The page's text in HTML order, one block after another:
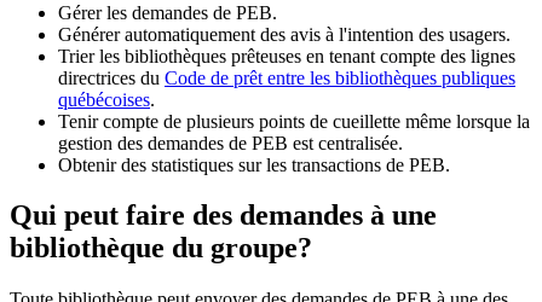
Gérer les demandes de PEB.
Générer automatiquement des avis à l'intention des usagers.
Trier les bibliothèques prêteuses en tenant compte des lignes
directrices du Code de prêt entre les bibliothèques publiques
québécoises.
Tenir compte de plusieurs points de cueillette même lorsque la
gestion des demandes de PEB est centralisée.
Obtenir des statistiques sur les transactions de PEB.
Qui peut faire des demandes à une
bibliothèque du groupe?